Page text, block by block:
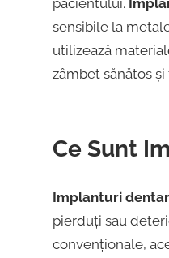
|
Centru
Ion
România
sensibile la
utilizează
zâmbet sănătos
Ce Sunt
Implanturi
pierduți sau
convenționale,